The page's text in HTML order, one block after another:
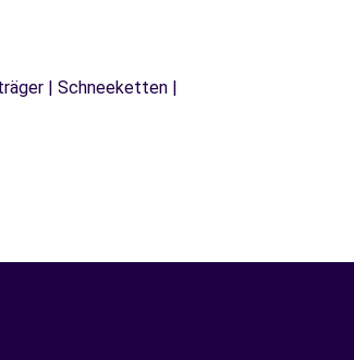
| Schneeketten |